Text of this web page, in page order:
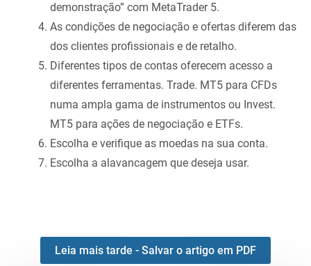
demonstração” com MetaTrader 5.
As condições de negociação e ofertas diferem das
dos clientes profissionais e de retalho.
Diferentes tipos de contas oferecem acesso a
diferentes ferramentas. Trade. MT5 para CFDs
numa ampla gama de instrumentos ou Invest.
MT5 para ações de negociação e ETFs.
Escolha e verifique as moedas na sua conta.
Escolha a alavancagem que deseja usar.
Leia mais tarde - Salvar o artigo em PDF